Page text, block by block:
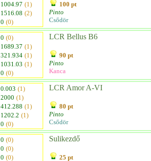
1004.97 (1)
1516.08 (2)
0 (0)
100 pt
Pinto
Csődör
0 (0)
1689.37 (1)
321.934 (1)
1031.03 (1)
0 (0)
LCR Bellus B6
90 pt
Pinto
Kanca
0.003 (1)
2000 (1)
412.288 (1)
1202.2 (1)
0 (0)
LCR Amor A-VI
80 pt
Pinto
Csődör
0 (0)
0 (0)
0 (0)
Sulikezdő
25 pt